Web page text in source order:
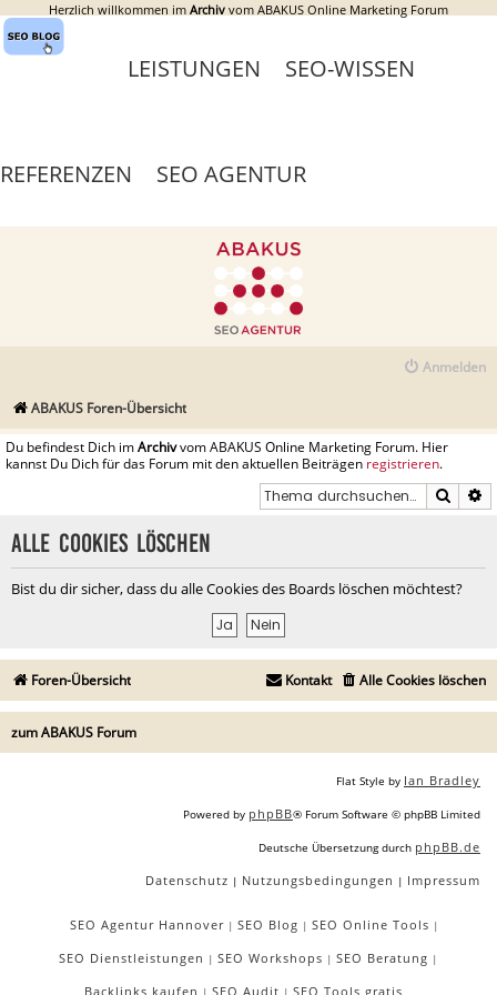
Herzlich willkommen im Archiv vom ABAKUS Online Marketing Forum
LEISTUNGEN SEO-WISSEN
REFERENZEN SEO AGENTUR
Anmelden
ABAKUS Foren-Übersicht
Du befindest Dich imArchivvom ABAKUS Online Marketing Forum. Hier
kannst Du Dich für das Forum mit den aktuellen Beiträgen registrieren.
Suche
Alle Cookies löschen
Bist du dir sicher, dass du alle Cookies des Boards löschen möchtest?
Foren-Übersicht Alle Cookies löschen
Kontakt
zum ABAKUS Forum
Flat Style by Ian Bradley
Powered by phpBB® Forum Software © phpBB Limited
Deutsche Übersetzung durch phpBB.de
Datenschutz | Nutzungsbedingungen | Impressum
SEO Agentur Hannover| SEO Blog | SEO Online Tools |
SEO Dienstleistungen | SEO Workshops | SEO Beratung |
Backlinks kaufen | SEO Audit | SEO Tools gratis